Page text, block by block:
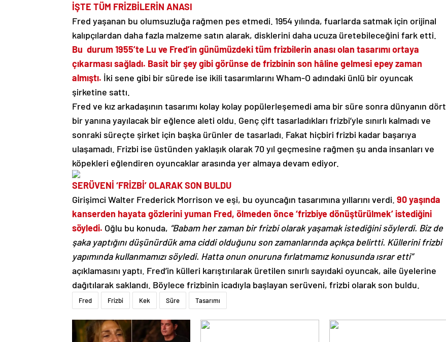
İŞTE TÜM FRİZBİLERİN ANASI
Fred yaşanan bu olumsuzluğa rağmen pes etmedi. 1954 yılında, fuarlarda satmak için orijinal
kalıpçılardan daha fazla malzeme satın alarak, disklerini daha ucuza üretebileceğini fark etti.
Bu durum 1955’te Lu ve Fred’in günümüzdeki tüm frizbilerin anası olan tasarımı ortaya
çıkarması sağladı. Basit bir şey gibi görünse de frizbinin son hâline gelmesi epey zaman
almıştı. İki sene gibi bir sürede ise ikili tasarımlarını Wham-O adındaki ünlü bir oyuncak
şirketine sattı.
Fred ve kız arkadaşının tasarımı kolay kolay popülerleşemedi ama bir süre sonra dünyanın dört
bir yanına yayılacak bir eğlence aleti oldu. Genç çift tasarladıkları frizbi’yle sınırlı kalmadı ve
sonraki süreçte şirket için başka ürünler de tasarladı. Fakat hiçbiri frizbi kadar başarıya
ulaşamadı. Frizbi ise üstünden yaklaşık olarak 70 yıl geçmesine rağmen şu anda insanları ve
köpekleri eğlendiren oyuncaklar arasında yer almaya devam ediyor.
SERÜVENİ ‘FRİZBİ’ OLARAK SON BULDU
Girişimci Walter Frederick Morrison ve eşi, bu oyuncağın tasarımına yıllarını verdi. 90 yaşında
kanserden hayata gözlerini yuman Fred, ölmeden önce ‘frizbiye dönüştürülmek’ istediğini
söyledi. Oğlu bu konuda, “Babam her zaman bir frizbi olarak yaşamak istediğini söylerdi. Biz de
şaka yaptığını düşünürdük ama ciddi olduğunu son zamanlarında açıkça belirtti. Küllerini frizbi
yapımında kullanmamızı söyledi. Hatta onun onuruna fırlatmamız konusunda ısrar etti”
açıklamasını yaptı. Fred’in külleri karıştırılarak üretilen sınırlı sayıdaki oyuncak, aile üyelerine
dağıtılarak saklandı. Böylece frizbinin icadıyla başlayan serüveni, frizbi olarak son buldu.
Fred Frizbi Kek Süre Tasarımı